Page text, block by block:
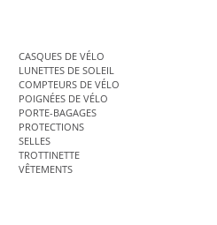
CASQUES DE VÉLO
LUNETTES DE SOLEIL
COMPTEURS DE VÉLO
POIGNÉES DE VÉLO
PORTE-BAGAGES
PROTECTIONS
SELLES
TROTTINETTE
VÊTEMENTS